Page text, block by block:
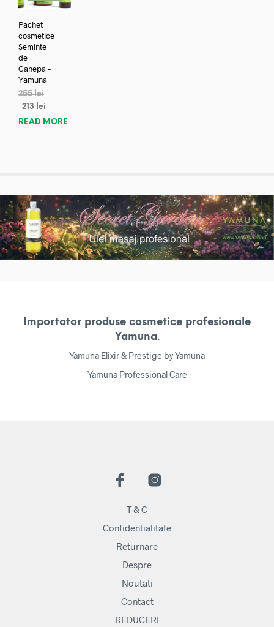
Pachet
cosmetice
Seminte
de
Canepa –
Yamuna
255lei
213
lei
READ MORE
Importator produse cosmetice profesionale
Yamuna.
Yamuna Elixir & Prestige by Yamuna
Yamuna Professional Care
T & C
Confidentialitate
Returnare
Despre
Noutati
Contact
REDUCERI